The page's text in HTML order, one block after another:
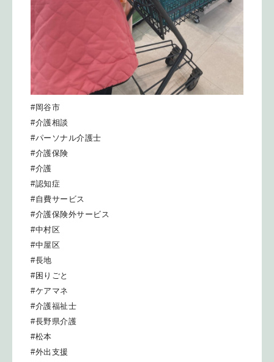
#岡谷市
#介護相談
#パーソナル介護士
#介護保険
#介護
#認知症
#自費サービス
#介護保険外サービス
#中村区
#中屋区
#長地
#困りごと
#ケアマネ
#介護福祉士
#長野県介護
#松本
#外出支援